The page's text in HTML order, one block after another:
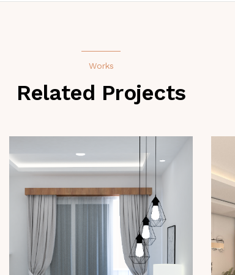
Works
Related Projects